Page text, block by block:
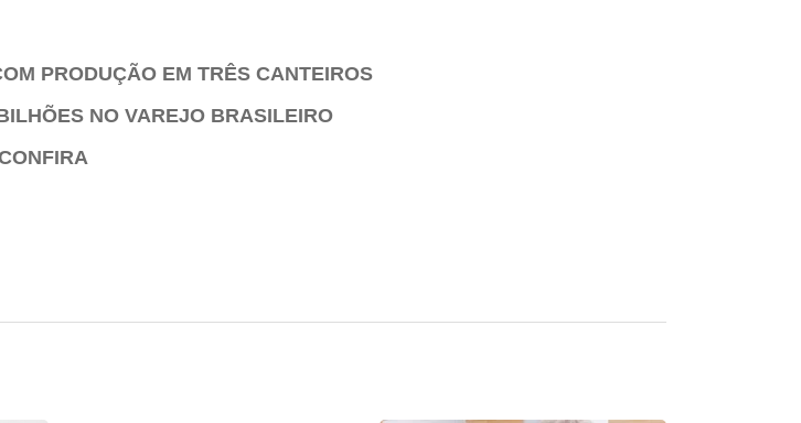
PRODUÇÃO EM TRÊS CANTEIROS
NO VAREJO BRASILEIRO